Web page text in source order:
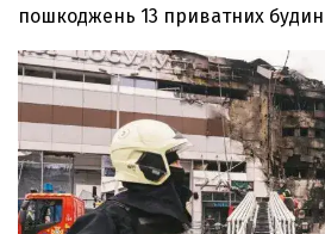
пошкоджень 13 приватних